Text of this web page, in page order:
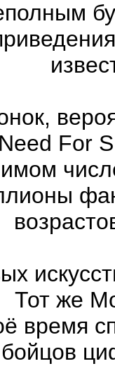
Need For
Тот же
время
бойцов